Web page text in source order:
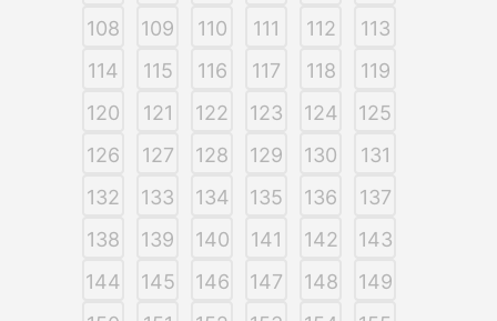
108
109 110 111 112
113
114
115 116 117 118
119
120
121 122 123 124
125
126
127 128 129 130
131
132
133 134 135 136
137
138
139 140 141 142
143
144
145 146 147 148
149